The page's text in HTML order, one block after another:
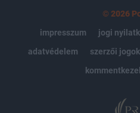
© 2026
impresszum
jogi
adatvédelem
szerzői jogok